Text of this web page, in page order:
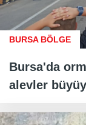
BURSA BÖLGE
Bursa'da
alevler